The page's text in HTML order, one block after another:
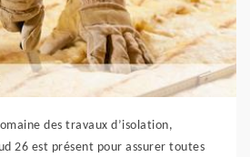
des travaux d’isolation,
26 est présent pour assurer toutes